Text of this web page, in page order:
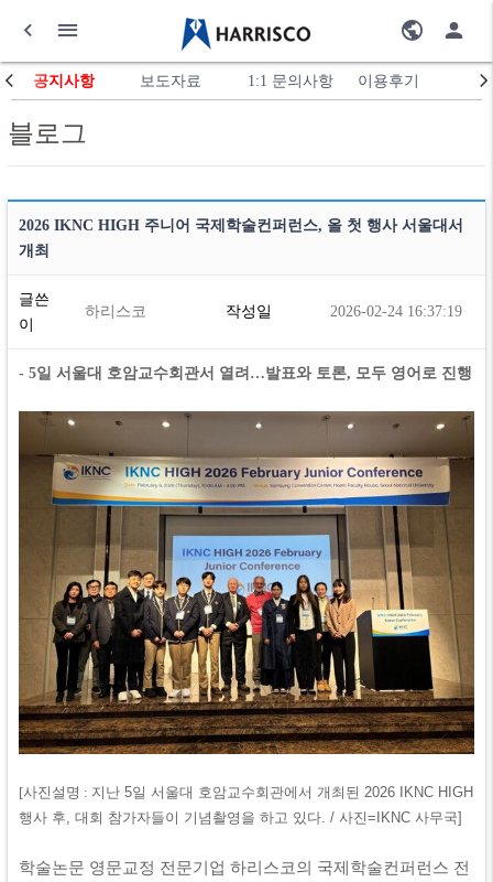
공지사항 보도자료 1:1 문의사항 이용후기
블로그
2026 IKNC HIGH 주니어 국제학술컨퍼런스, 올 첫 행사 서울대서
개최
글쓴
이
하리스코 작성일 2026-02-24 16:37:19
- 5일 서울대 호암교수회관서 열려…발표와 토론, 모두 영어로 진행
[사진설명 : 지난 5일 서울대 호암교수회관에서 개최된 2026 IKNC HIGH
행사 후, 대회 참가자들이 기념촬영을 하고 있다. / 사진=IKNC 사무국]
학술논문 영문교정 전문기업 하리스코의 국제학술컨퍼런스 전